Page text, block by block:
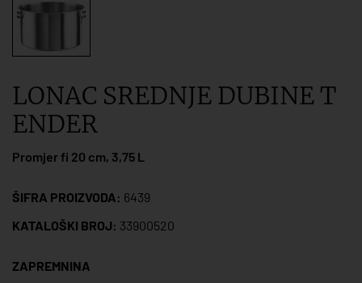
LONAC SREDNJE DUBINE T
ENDER
Promjer fi 20 cm, 3,75 L
ŠIFRA PROIZVODA: 6439
KATALOŠKI BROJ: 33900520
ZAPREMNINA